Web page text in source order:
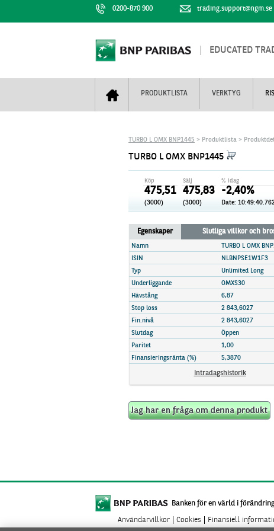
0200-870 900 trading.support@ngm.se
EDUCATED
PRODUKTLISTA VERKTYG
Mini Futures
Unlimited Turbos
Nya produkter
Stoppade & förfallna produkter
Utsålda produkter
Nyhestbrev+
Realtidskurser
Knock-plocken
Kunskapscentra+
Hur handlar jag
Marknadsöversikt
Finansiell information
TURBO L OMX BNP1445 > Produktlista >
TURBO L OMX BNP1445
Köp
475,51
(3000)
Sälj
475,83
(3000)
% idag
-2,40%
Date:
Egenskaper Slutliga villkor och
Namn
TURBO L OMX
ISIN
NLBNPSE1W1F3
Typ
Unlimited Long
Underliggande
OMXS30
Hävstång
6,87
Stop loss
2 843,6027
Fin.nivå
2 843,6027
Slutdag
Öppen
Paritet
1,00
Finansieringsränta (%)
5,3870
Intradagshistorik
Banken för en värld i förändring
Användarvillkor Cookies Finansiell